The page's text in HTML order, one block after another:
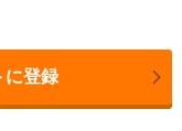
に登録